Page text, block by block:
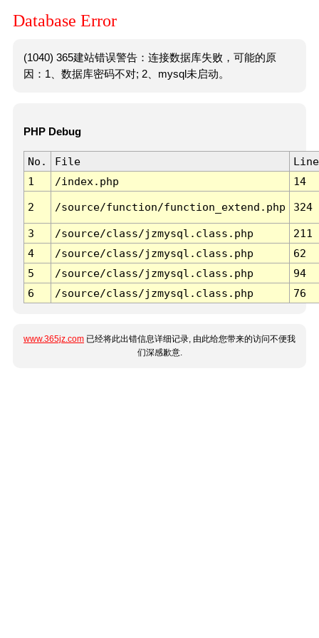
Database Error
(1040) 365建站错误警告：连接数据库失败，可能的原
因：1、数据库密码不对; 2、mysql未启动。
PHP Debug
No. File
Line
1
/index.php 14
2 /source/function/function_extend.php 324
3 /source/class/jzmysql.class.php
211
4
/source/class/jzmysql.class.php
62
5
/source/class/jzmysql.class.php
94
6
/source/class/jzmysql.class.php 76
www.365jz.com 已经将此出错信息详细记录, 由此给您带来的访问不便我
们深感歉意.